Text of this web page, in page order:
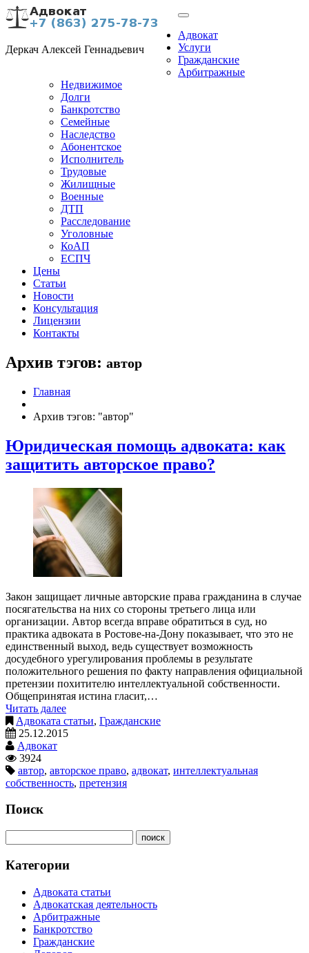
Деркач Алексей Геннадьевич
Адвокат
Услуги
Гражданские
Арбитражные
Недвижимое
Долги
Банкротство
Семейные
Наследство
Абонентское
Исполнитель
Трудовые
Жилищные
Военные
ДТП
Расследование
Уголовные
КоАП
ЕСПЧ
Цены
Статьи
Новости
Консультация
Лицензии
Контакты
Архив тэгов: автор
Главная
Архив тэгов: "автор"
Юридическая помощь адвоката: как
защитить авторское право?
Закон защищает личные авторские права гражданина в случае
посягательства на них со стороны третьего лица или
организации. Автор всегда вправе обратиться в суд, но
практика адвоката в Ростове-на-Дону показывает, что это не
единственный выход, ведь существует возможность
досудебного урегулирования проблемы в результате
положительного решения по факту направления официальной
претензии похитителю интеллектуальной собственности.
Общепринятая истина гласит,…
Читать далее
Адвоката статьи, Гражданские
25.12.2015
Адвокат
3924
автор, авторское право, адвокат, интеллектуальная
собственность, претензия
Поиск
Категории
Адвоката статьи
Адвокатская деятельность
Арбитражные
Банкротство
Гражданские